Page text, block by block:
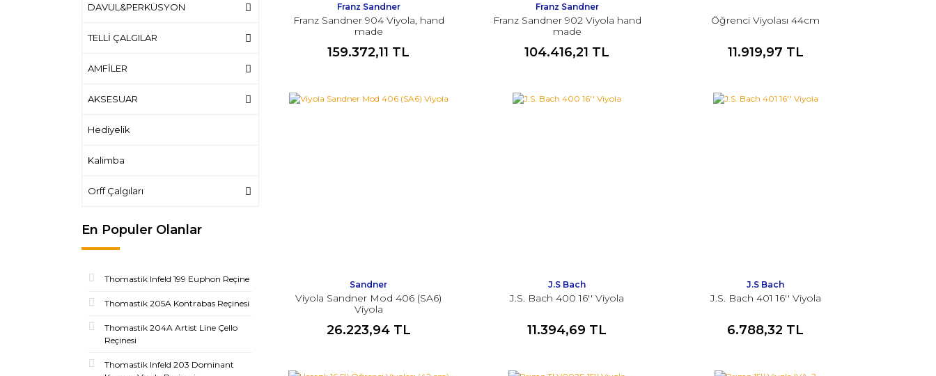
DAVUL&PERKÜSYON
TELLİ ÇALGILAR
AMFİLER
AKSESUAR
Hediyelik
Kalimba
Orff Çalgıları
En Populer Olanlar
Thomastik Infeld 199 Euphon Reçine
Thomastik 205A Kontrabas Reçinesi
Thomastik 204A Artist Line Çello
Reçinesi
Thomastik Infeld 203 Dominant
Franz Sandner
Franz Sandner 904 Viyola, hand
made
159.372,11 TL
Franz Sandner
Franz Sandner 902 Viyola hand
made
104.416,21 TL
Öğrenci Viyolası 44cm
11.919,97 TL
Sandner
Viyola Sandner Mod 406 (SA6)
Viyola
26.223,94 TL
J.S Bach
J.S. Bach 400 16'' Viyola
11.394,69 TL
J.S Bach
J.S. Bach 401 16'' Viyola
6.788,32 TL